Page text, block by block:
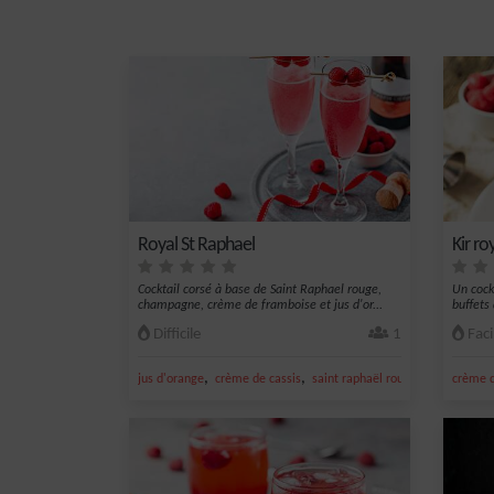
Royal St Raphael
Cocktail corsé à base de Saint Raphael rouge,
champagne, crème de framboise et jus d'or...
Difficile 1
jus d'orange, crème de cassis, saint raphaël rouge champagne
Kir
Un
buffets
crème